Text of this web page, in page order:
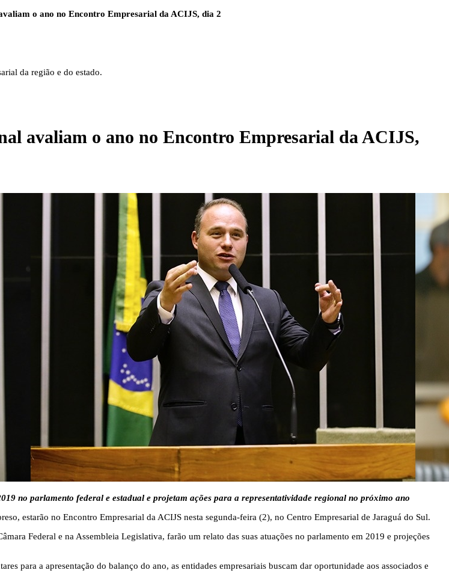
o ano no Encontro Empresarial da ACIJS, dia 2
da região e do estado.
avaliam o ano no Encontro Empresarial da ACIJS,
no parlamento federal e estadual e projetam ações para a representatividade regional no próximo ano
estarão no Encontro Empresarial da ACIJS nesta segunda-feira (2), no Centro Empresarial de Jaraguá do Sul.
Federal e na Assembleia Legislativa, farão um relato das suas atuações no parlamento em 2019 e projeções
para a apresentação do balanço do ano, as entidades empresariais buscam dar oportunidade aos associados e